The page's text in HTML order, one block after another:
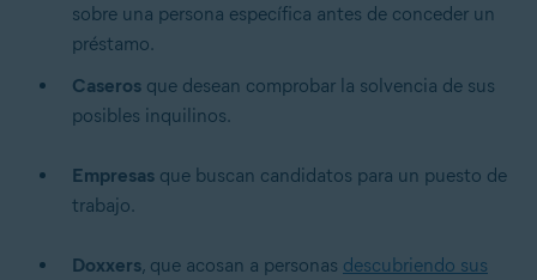
sobre una persona específica antes de conceder un
préstamo.
Caseros que desean comprobar la solvencia de sus
posibles inquilinos.
Empresas que buscan candidatos para un puesto de
trabajo.
Doxxers, que acosan a personas descubriendo sus